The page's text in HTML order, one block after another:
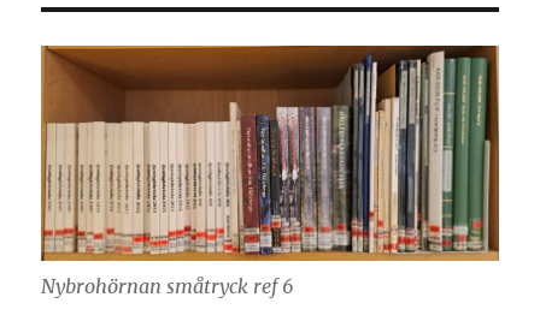
Nybrohörnan småtryck ref 6